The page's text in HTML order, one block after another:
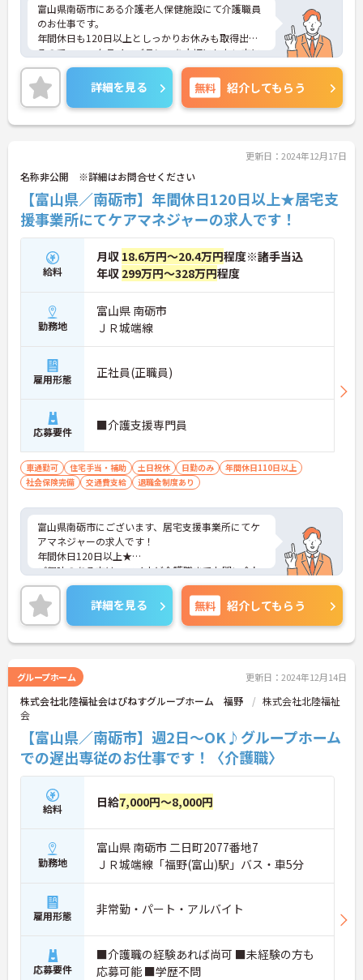
富山県南砺市にある介護老人保健施設にて介護職員
のお仕事です。
年間休日も120日以上としっかりお休みも取得出来
るので、ワークライフバランスを大切にしたい方に
オススメです◎
ご興味がある方は是非一度マイナビまでお問合せ下
さい。更に詳細などお伝えします。
詳細を見る 無料 紹介してもらう
更新日：2024年12月17日
名称非公開 ※詳細はお問合せください
【富山県／南砺市】年間休日120日以上★居宅支
援事業所にてケアマネジャーの求人です！
給料
月収 18.6万円～20.4万円程度※諸手当込
年収 299万円～328万円程度
勤務地
富山県 南砺市
ＪＲ城端線
雇用形態 正社員(正職員)
応募要件 ■介護支援専門員
車通勤可 住宅手当・補助 土日祝休 日勤のみ
年間休日110日以上
社会保険完備
交通費支給 退職金制度あり
富山県南砺市にございます、居宅支援事業所にてケ
アマネジャーの求人です！
年間休日120日以上★
ご興味のある方は、マイナビ介護職までお問い合わ
せください。
詳細を見る 無料 紹介してもらう
グループホーム 更新日：2024年12月14日
株式会社北陸福祉会はぴねすグループホーム 福野
株式会社北陸福祉
会
【富山県／南砺市】週2日～OK♪グループホーム
での遅出専従のお仕事です！〈介護職〉
給料 日給7,000円～8,000円
勤務地
富山県 南砺市 二日町2077番地7
ＪＲ城端線「福野(富山)駅」バス・車5分
雇用形態 非常勤・パート・アルバイト
応募要件
■介護職の経験あれば尚可 ■未経験の方も
応募可能 ■学歴不問